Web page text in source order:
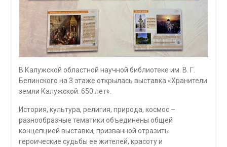
В Калужской областной научной библиотеке им. В. Г.
Белинского на 3 этаже открылась выставка «Хранители
земли Калужской. 650 лет».
История, культура, религия, природа, космос –
разнообразные тематики объединены общей
концепцией выставки, призванной отразить
героические судьбы ее жителей, красоту и